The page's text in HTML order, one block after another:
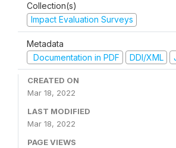
Collection(s)
Impact Evaluation Surveys
Metadata
Documentation in PDF
DDI/XML
CREATED ON
Mar 18, 2022
LAST MODIFIED
Mar 18, 2022
PAGE VIEWS